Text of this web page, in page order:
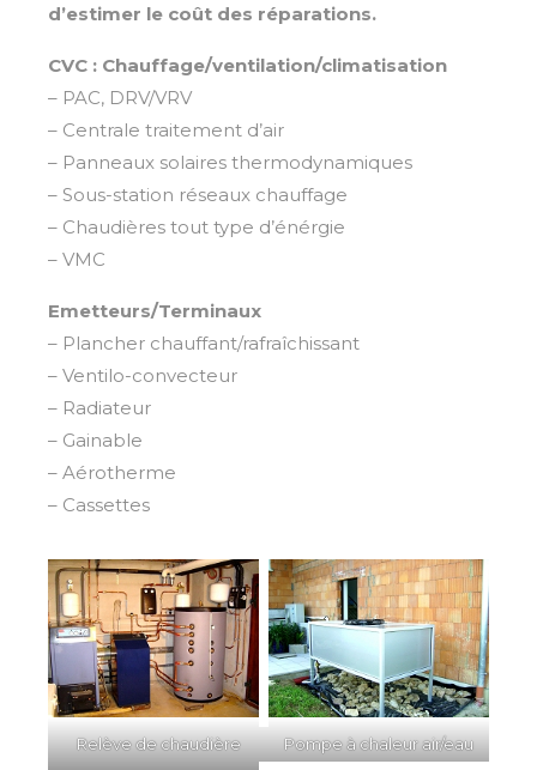
d’estimer le coût des réparations.
CVC : Chauffage/ventilation/climatisation
– PAC, DRV/VRV
– Centrale traitement d’air
– Panneaux solaires thermodynamiques
– Sous-station réseaux chauffage
– Chaudières tout type d’énérgie
– VMC
Emetteurs/Terminaux
– Plancher chauffant/rafraîchissant
– Ventilo-convecteur
– Radiateur
– Gainable
– Aérotherme
– Cassettes
Relève de chaudière Pompe à chaleur air/eau